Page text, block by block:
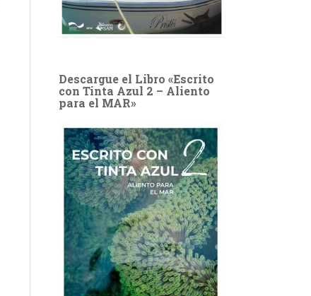
Descargue el Libro «Escrito
con Tinta Azul 2 – Aliento
para el MAR»